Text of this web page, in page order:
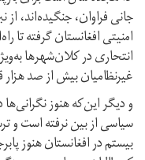
جانی فراوان، جنگیده‌اند،
امنیتی افغانستان گرفته تا
انتحاری در کلان‌شهرها
غیرنظامیان بیش از صد
و دیگر این‌که هنوز نگرانی‌ها
سیاسی از بین نرفته است و
بیستم در افغانستان هنوز